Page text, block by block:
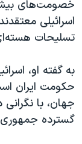
همایش
صفحه‌های ویژه
خصومت‌های
اسرائیلی
تسلیحات
به گفته او،
حکومت ایران
جهان، با
گسترده جمهوری